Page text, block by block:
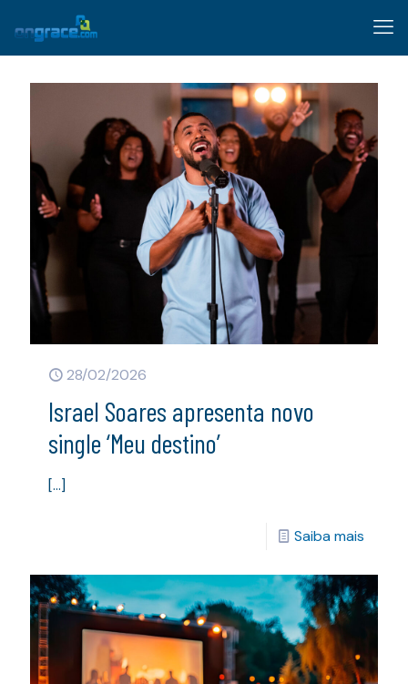
28/02/2026
Israel Soares apresenta novo
single ‘Meu destino’
[…]
Saiba mais